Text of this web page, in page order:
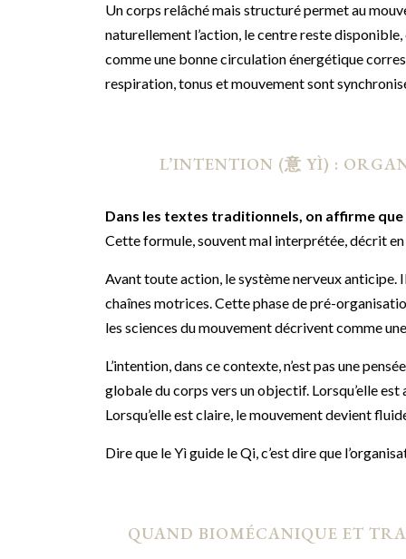
Un corps relâché mais structuré permet au
naturellement l’action, le centre reste
comme une bonne circulation énergétique
respiration, tonus et mouvement sont
L’INTENTION (意 YÌ) :
Dans les textes traditionnels, on affirme que
Cette formule, souvent mal interprétée, décrit
Avant toute action, le système nerveux anticipe.
chaînes motrices. Cette phase de pré-
les sciences du mouvement décrivent comme
L’intention, dans ce contexte, n’est pas une
globale du corps vers un objectif. Lorsqu’elle
Lorsqu’elle est claire, le mouvement devient
Dire que le Yì guide le Qi, c’est dire que
QUAND BIOMÉCANIQUE ET